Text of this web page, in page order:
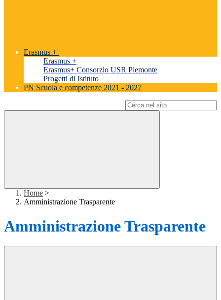
Erasmus +
Erasmus +
Erasmus+ Consorzio USR Piemonte
Progetti di Istituto
PN Scuola e competenze 2021 - 2027
Home >
Amministrazione Trasparente
Amministrazione Trasparente